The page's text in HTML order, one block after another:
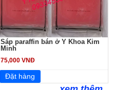
Sáp paraffin bán ở Y Khoa Kim
Minh
75,000 VNĐ